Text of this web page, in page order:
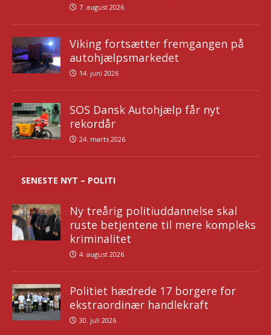
7. august 2026
Viking fortsætter fremgangen på
autohjælpsmarkedet
14. juni 2026
SOS Dansk Autohjælp får nyt
rekordår
24. marts 2026
SENESTE NYT – POLITI
Ny treårig politiuddannelse skal
ruste betjentene til mere kompleks
kriminalitet
4. august 2026
Politiet hædrede 17 borgere for
ekstraordinær handlekraft
30. juli 2026